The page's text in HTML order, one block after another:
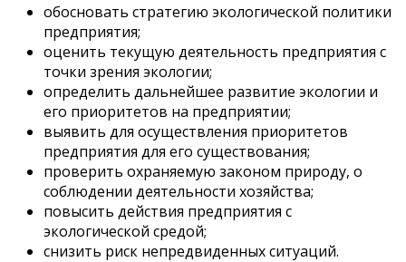
обосновать стратегию экологической политики
предприятия;
оценить текущую деятельность предприятия с
точки зрения экологии;
определить дальнейшее развитие экологии и
его приоритетов на предприятии;
выявить для осуществления приоритетов
предприятия для его существования;
проверить охраняемую законом природу, о
соблюдении деятельности хозяйства;
повысить действия предприятия с
экологической средой;
снизить риск непредвиденных ситуаций.